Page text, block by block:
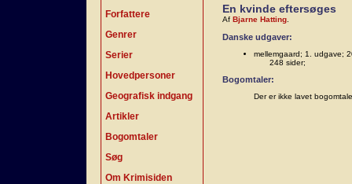
Forfattere
Genrer
Serier
Hovedpersoner
Geografisk indgang
Artikler
Bogomtaler
Søg
Om Krimisiden
En kvinde eftersøges
Af Bjarne Hatting
Danske udgaver:
mellemgaard; 1. udgave;
248 sider;
Bogomtaler:
Der er ikke lavet